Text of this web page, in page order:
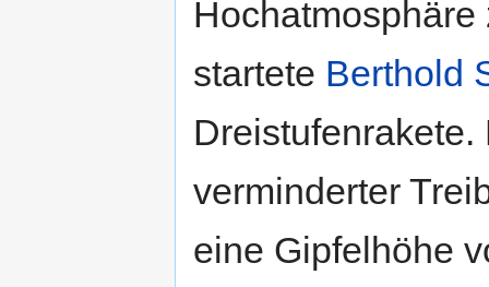
startete Berthold
verminderter
eine Gipfelhöhe